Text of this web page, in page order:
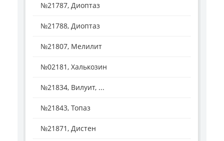
№21787, Диоптаз
№21788, Диоптаз
№21807, Мелилит
№02181, Халькозин
№21834, Вилуит, ...
№21843, Топаз
№21871, Дистен